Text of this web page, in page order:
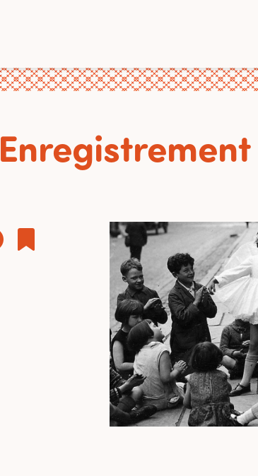
Enregistrement